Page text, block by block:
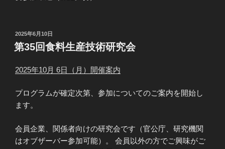
投
稿
日:
2025年6月10日
第35回食料生産技術研究会
2025年10月 6日（月）開催案内
プログラムが確定次第、参加についてのご案内を開始し
ます。
会員企業、関係者向けの研究会です（官公庁、研究機関
はオブザーバー参加可能）。 会員以外の方でご興味がご